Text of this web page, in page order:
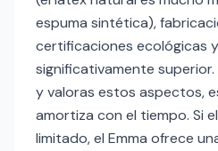
espuma sintética),
certificaciones ecológicas
significativamente
y valoras estos aspectos,
amortiza con el tiempo. Si
limitado, el Emma ofrece